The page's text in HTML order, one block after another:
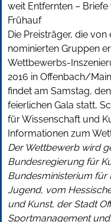
weit Entfernten –
Frühauf
Die Preisträger, die
nominierten Gruppen
Wettbewerbs-
2016 in Offenbach/
findet am Samstag,
feierlichen Gala statt,
für Wissenschaft und
Informationen zum
Der Wettbewerb wird
Bundesregierung für
Bundesministerium für
Jugend, vom
und Kunst, der Stadt
Sportmanagement